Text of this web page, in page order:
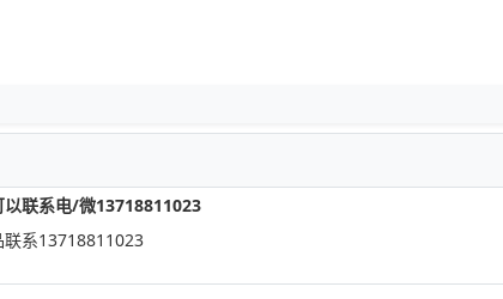
以联系电/微13718811023
联系13718811023